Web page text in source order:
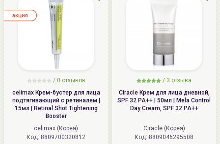
/ 0 отзывов
celimax Крем-бустер для лица
подтягивающий с ретиналем |
15мл | Retinal Shot Tightening
Booster
celimax (Корея)
Код: 8809700320812
aкция
/ 3 отзыва
Ciracle Крем для лица дневной,
SPF 32 PA++ | 50мл | Mela Control
Day Cream, SPF 32 PA++
Ciracle (Корея)
Код: 8809046295508